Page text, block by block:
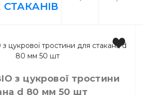
з цукрової тростини
d 80 мм 50 шт